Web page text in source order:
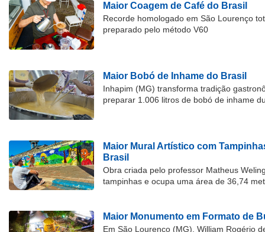
Maior Coagem de Café do Brasil
Recorde homologado em São Lourenço
preparado pelo método V60
Maior Bobó de Inhame do Brasil
Inhapim (MG) transforma tradição
preparar 1.006 litros de bobó de inhame
Maior Mural Artístico com
Brasil
Obra criada pelo professor Matheus
tampinhas e ocupa uma área de 36,74
Maior Monumento em Formato de
Em São Lourenço (MG), William Rogério